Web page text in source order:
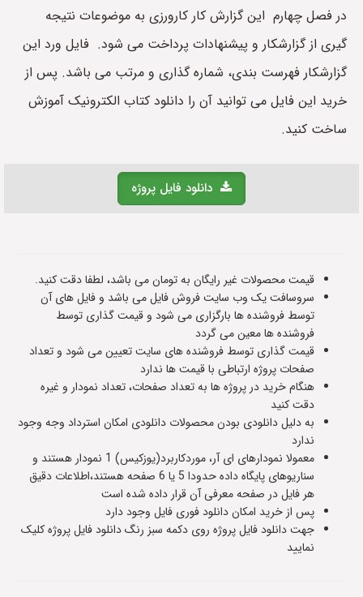
در فصل چهارم این گزارش کار کارورزی به موضوعات نتیجه
گیری از گزارشکار و پیشنهادات پرداخت می شود. فایل ورد این
گزارشکار فهرست بندی، شماره گذاری و مرتب می باشد. پس از
خرید این فایل می توانید آن را دانلود کتاب الکترونیک آموزش
ساخت کنید.
دانلود فایل پروژه
قیمت محصولات غیر رایگان به تومان می باشد، لطفا دقت کنید.
سروسافت یک وب سایت فروش فایل می باشد و فایل های آن
توسط فروشنده ها بارگزاری می شود و قیمت گذاری توسط
فروشنده ها معین می گردد
قیمت گذاری توسط فروشنده های سایت تعیین می شود و تعداد
صفحات پروژه ارتباطی با قیمت ها ندارد
هنگام خرید در پروژه ها به تعداد صفحات، تعداد نمودار و غیره
دقت کنید
به دلیل دانلودی بودن محصولات دانلودی امکان استرداد وجه وجود
ندارد
معمولا نمودارهای ای آر، موردکاربرد(یوزکیس) 1 نمودار هستند و
سناریوهای پایگاه داده حدودا 5 یا 6 صفحه هستند،اطلاعات دقیق
هر فایل در صفحه معرفی آن قرار داده شده است
پس از خرید امکان دانلود فوری فایل وجود دارد
جهت دانلود فایل پروژه روی دکمه سبز رنگ دانلود فایل پروژه کلیک
نمایید